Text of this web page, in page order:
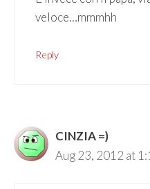
veloce…mmmhh
Reply
CINZIA =)
Aug 23, 2012 at